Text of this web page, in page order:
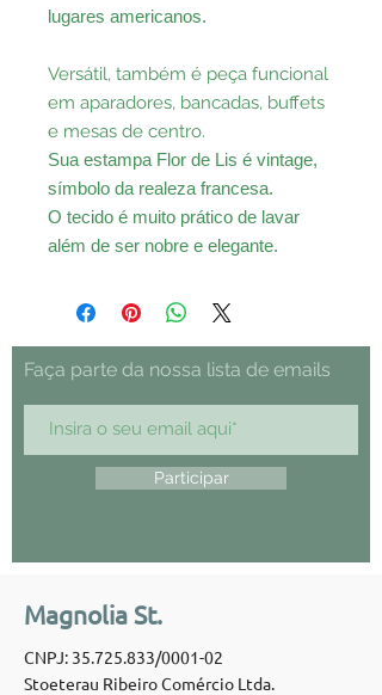
lugares americanos.
Versátil, também é peça funcional
em aparadores, bancadas, buffets
e mesas de centro.
Sua estampa Flor de Lis é vintage,
símbolo da realeza francesa.
O tecido é muito prático de lavar
além de ser nobre e elegante.
Faça parte da nossa lista de emails
Participar
Magnolia St.
CNPJ: 35.725.833/0001-02
Stoeterau Ribeiro Comércio Ltda.